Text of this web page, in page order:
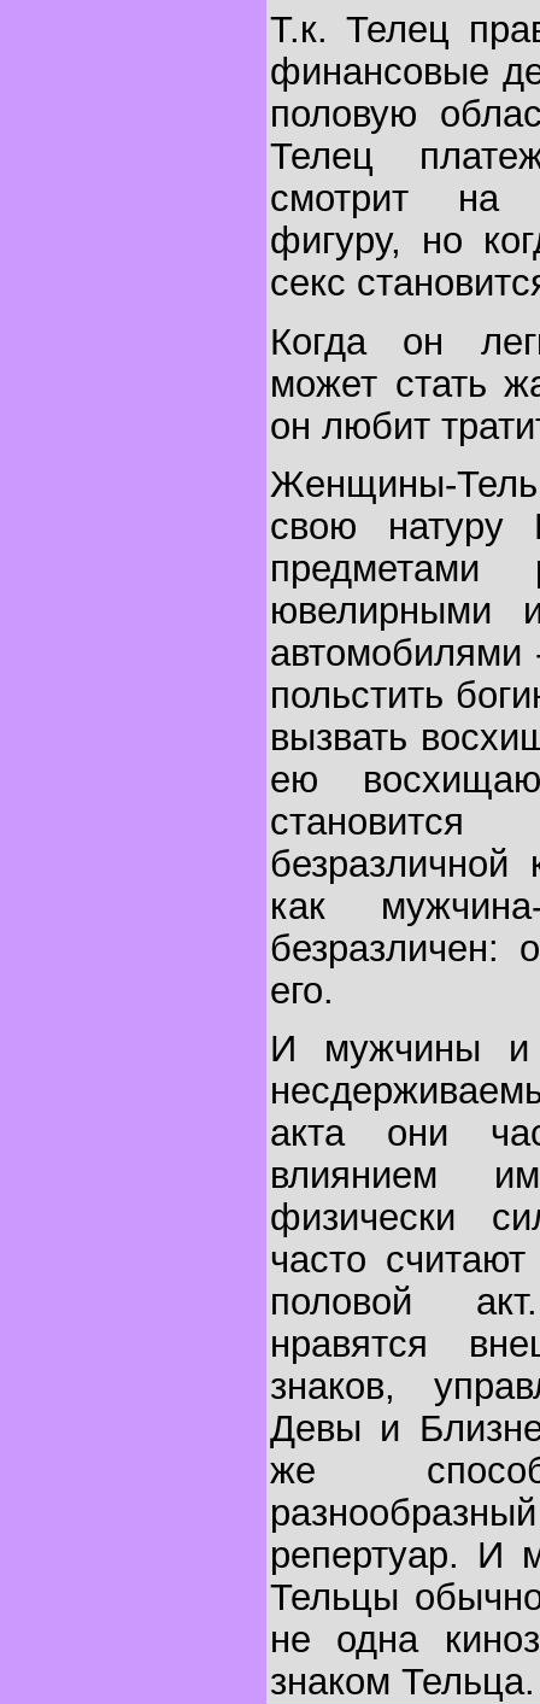
Т.к. Телец
финансовые
половую
Телец
смотрит на
фигуру, но
секс
Когда он
может стать
он любит
Женщины-
свою натуру
предметами
ювелирными
автомобилями
польстить
вызвать
ею
как
безразличен:
его.
И мужчины и
акта они
влиянием
физически
часто
половой
нравятся
знаков,
Девы и
же
репертуар. И
Тельцы
не одна
знаком Тельца.